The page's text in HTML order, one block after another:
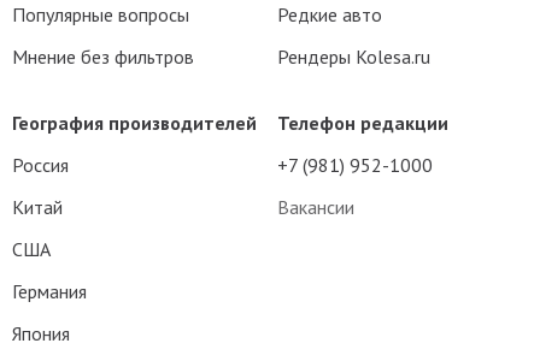
Телефон редакции
+7 (981) 952-1000
Вакансии
Популярные вопросы
Мнение без фильтров
Редкие авто
Рендеры Kolesa.ru
География производителей
Россия
Китай
США
Германия
Япония